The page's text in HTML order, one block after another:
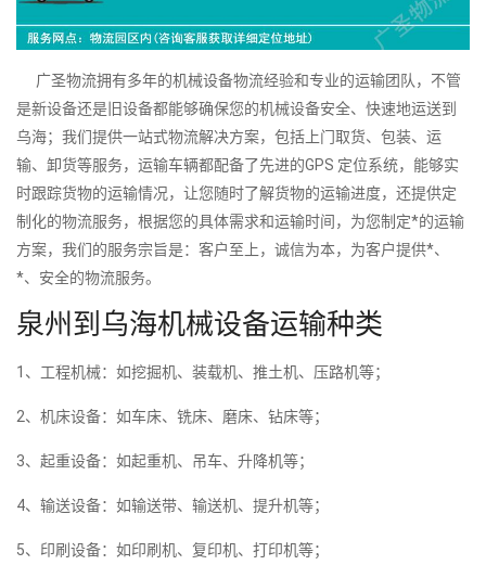
广圣物流拥有多年的机械设备物流经验和专业的运输团队，不管
是新设备还是旧设备都能够确保您的机械设备安全、快速地运送到
乌海；我们提供一站式物流解决方案，包括上门取货、包装、运
输、卸货等服务，运输车辆都配备了先进的GPS 定位系统，能够实
时跟踪货物的运输情况，让您随时了解货物的运输进度，还提供定
制化的物流服务，根据您的具体需求和运输时间，为您制定*的运输
方案，我们的服务宗旨是：客户至上，诚信为本，为客户提供*、
*、安全的物流服务。
泉州到乌海机械设备运输种类
1、工程机械：如挖掘机、装载机、推土机、压路机等；
2、机床设备：如车床、铣床、磨床、钻床等；
3、起重设备：如起重机、吊车、升降机等；
4、输送设备：如输送带、输送机、提升机等；
5、印刷设备：如印刷机、复印机、打印机等；